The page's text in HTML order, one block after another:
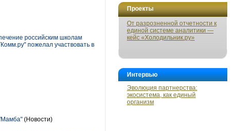
Проекты
От разрозненной отчетности к
единой системе аналитики —
кейс «Холодильник.ру»
Интервью
Эволюция партнерства:
экосистема, как единый
организм
российским школам
пожелал участвовать в
(Новости)